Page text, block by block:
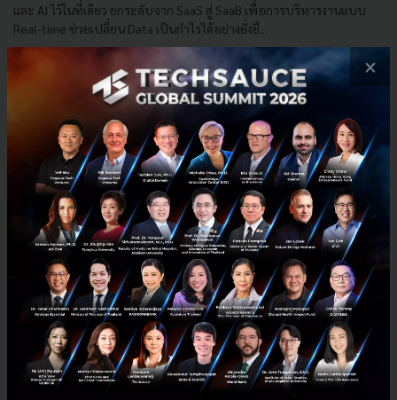
และ AI ไว้ในที่เดียว ยกระดับจาก SaaS สู่ SaaB เพื่อการบริหารงานแบบ
Real-time ช่วยเปลี่ยน Data เป็นกำไรได้อย่างยั่งยื...
| By
SaaB Startup F&B Industry
E-mail :contact@techsauce.co
Tel : 02-001-5375
Mobile : 06-4658-9500
Techsauce Media
×